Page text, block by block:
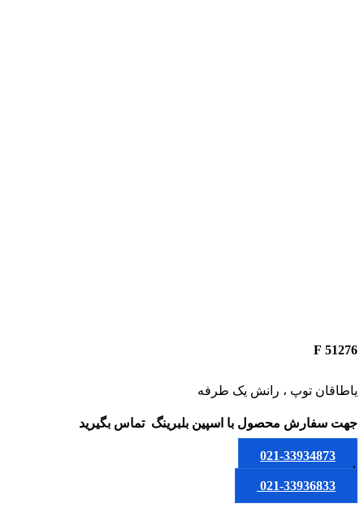
51276 F
یاطاقان توپ ، رانش یک طرفه
جهت سفارش محصول با اسپین بلبرینگ تماس بگیرید
021-33934873
یا
021-33936833